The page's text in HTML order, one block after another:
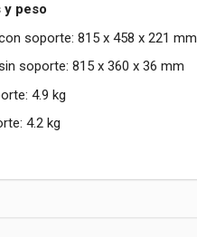
y peso
soporte: 815 x 458 x 221 mm
soporte: 815 x 360 x 36 mm
4.9 kg
4.2 kg